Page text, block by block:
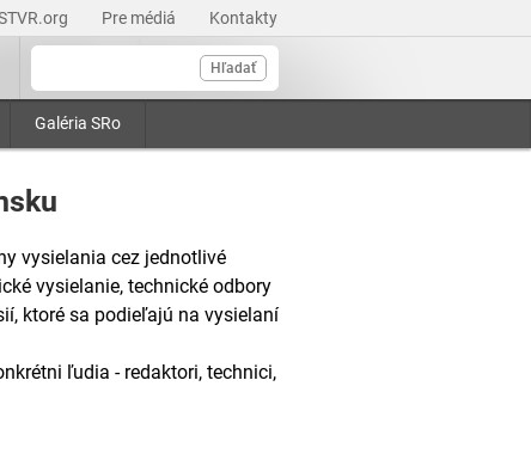
Pre médiá Kontakty
Hľadať
Galéria SRo
vysielania cez jednotlivé
vysielanie, technické odbory
ktoré sa podieľajú na vysielaní
ľudia - redaktori, technici,